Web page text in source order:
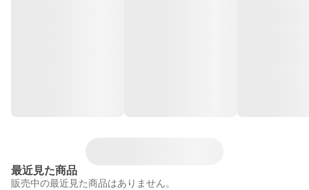
最近見た商品
販売中の最近見た商品はありません。